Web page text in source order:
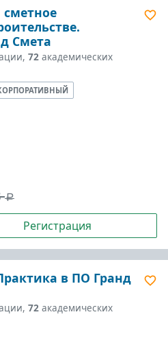
Смета
72 академических
Регистрация
в ПО Гранд
72 академических